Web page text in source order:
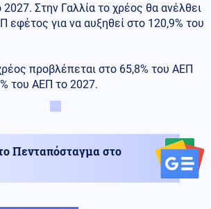
Στην Γαλλία το χρέος θα ανέλθει
εφέτος για να αυξηθεί στο 120,9% του
προβλέπεται στο 65,8% του ΑΕΠ
του ΑΕΠ το 2027.
Πενταπόσταγμα στο